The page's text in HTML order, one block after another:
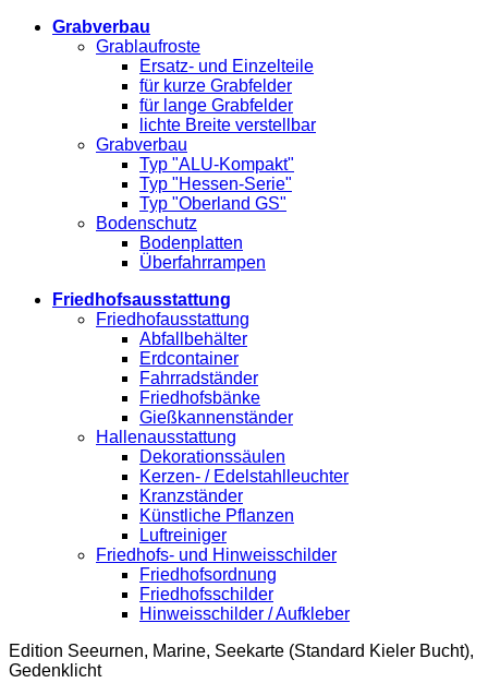
Grabverbau
Grablaufroste
Ersatz- und Einzelteile
für kurze Grabfelder
für lange Grabfelder
lichte Breite verstellbar
Grabverbau
Typ "ALU-Kompakt"
Typ "Hessen-Serie"
Typ "Oberland GS"
Bodenschutz
Bodenplatten
Überfahrrampen
Friedhofsausstattung
Friedhofausstattung
Abfallbehälter
Erdcontainer
Fahrradständer
Friedhofsbänke
Gießkannenständer
Hallenausstattung
Dekorationssäulen
Kerzen- / Edelstahlleuchter
Kranzständer
Künstliche Pflanzen
Luftreiniger
Friedhofs- und Hinweisschilder
Friedhofsordnung
Friedhofsschilder
Hinweisschilder / Aufkleber
Edition Seeurnen, Marine, Seekarte (Standard Kieler Bucht),
Gedenklicht